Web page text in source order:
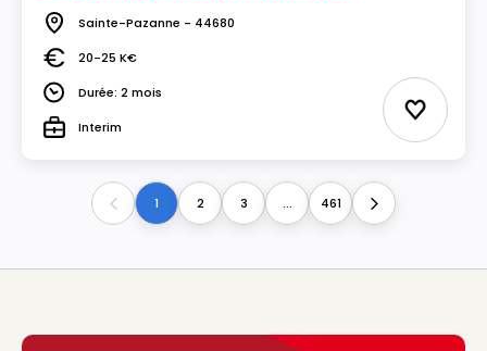
Lieu Sainte-Pazanne - 44680
Salaire20-25 K€
DuréeDurée: 2 mois
TypeInterim Ajouter
Previous1 2 3 ... 461 Next